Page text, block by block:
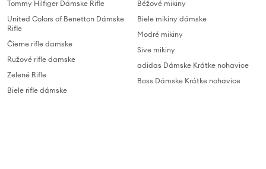
Tommy Hilfiger Dámske Rifle
United Colors of Benetton Dámske
Rifle
Čierne rifle damske
Ružové rifle damske
Zelené Rifle
Biele rifle dámske
Béžové mikiny
Biele mikiny dámske
Modré mikiny
Sive mikiny
adidas Dámske Krátke nohavice
Boss Dámske Krátke nohavice